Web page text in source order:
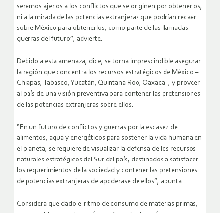
seremos ajenos a los conflictos que se originen por obtenerlos,
ni a la mirada de las potencias extranjeras que podrían recaer
sobre México para obtenerlos, como parte de las llamadas
guerras del futuro”, advierte.
Debido a esta amenaza, dice, se torna imprescindible asegurar
la región que concentra los recursos estratégicos de México –
Chiapas, Tabasco, Yucatán, Quintana Roo, Oaxaca–, y proveer
al país de una visión preventiva para contener las pretensiones
de las potencias extranjeras sobre ellos.
“En un futuro de conflictos y guerras por la escasez de
alimentos, agua y energéticos para sostener la vida humana en
el planeta, se requiere de visualizar la defensa de los recursos
naturales estratégicos del Sur del país, destinados a satisfacer
los requerimientos de la sociedad y contener las pretensiones
de potencias extranjeras de apoderase de ellos”, apunta.
Considera que dado el ritmo de consumo de materias primas,